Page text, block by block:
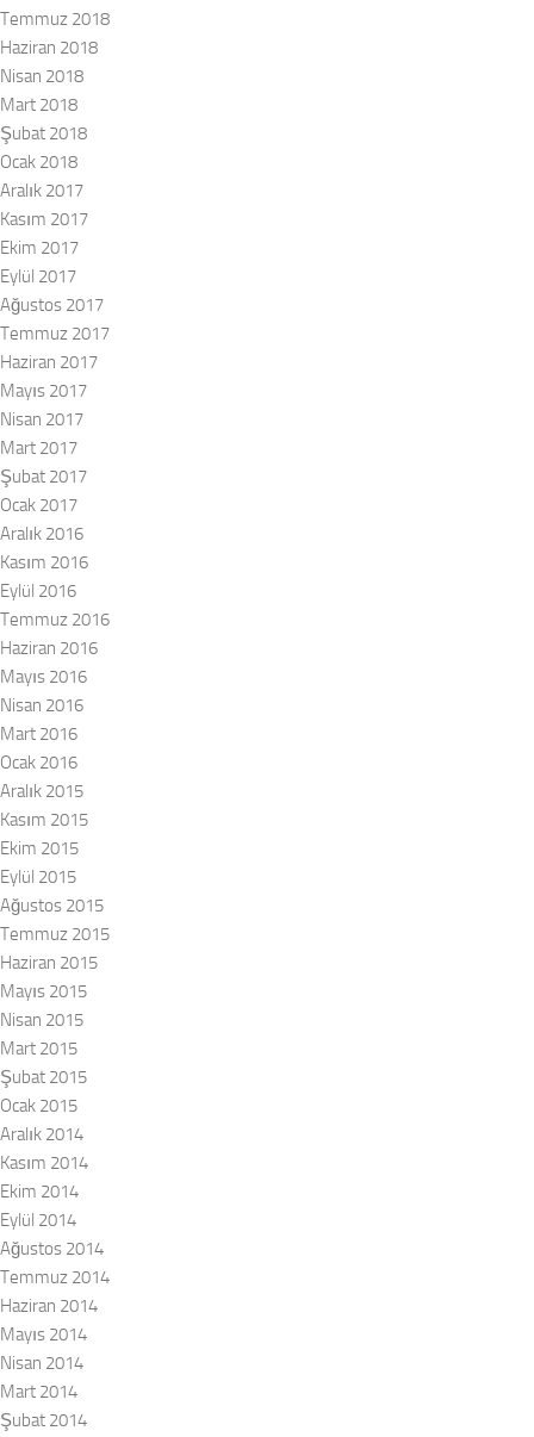
Temmuz 2018
Haziran 2018
Nisan 2018
Mart 2018
Şubat 2018
Ocak 2018
Aralık 2017
Kasım 2017
Ekim 2017
Eylül 2017
Ağustos 2017
Temmuz 2017
Haziran 2017
Mayıs 2017
Nisan 2017
Mart 2017
Şubat 2017
Ocak 2017
Aralık 2016
Kasım 2016
Eylül 2016
Temmuz 2016
Haziran 2016
Mayıs 2016
Nisan 2016
Mart 2016
Ocak 2016
Aralık 2015
Kasım 2015
Ekim 2015
Eylül 2015
Ağustos 2015
Temmuz 2015
Haziran 2015
Mayıs 2015
Nisan 2015
Mart 2015
Şubat 2015
Ocak 2015
Aralık 2014
Kasım 2014
Ekim 2014
Eylül 2014
Ağustos 2014
Temmuz 2014
Haziran 2014
Mayıs 2014
Nisan 2014
Mart 2014
Şubat 2014